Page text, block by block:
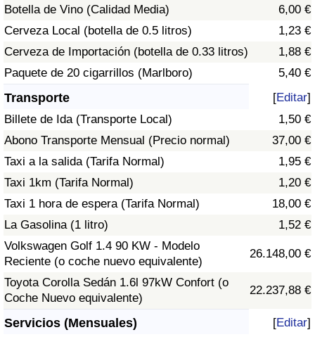
Botella de Vino (Calidad Media)
6,00 €
Cerveza Local (botella de 0.5 litros)
1,23 €
Cerveza de Importación (botella de 0.33 litros)
1,88 €
Paquete de 20 cigarrillos (Marlboro)
5,40 €
Transporte [Editar]
Billete de Ida (Transporte Local)
1,50 €
Abono Transporte Mensual (Precio normal)
37,00 €
Taxi a la salida (Tarifa Normal)
1,95 €
Taxi 1km (Tarifa Normal)
1,20 €
Taxi 1 hora de espera (Tarifa Normal)
18,00 €
La Gasolina (1 litro)
1,52 €
Volkswagen Golf 1.4 90 KW - Modelo
Reciente (o coche nuevo equivalente)
26.148,00 €
Toyota Corolla Sedán 1.6l 97kW Confort (o
Coche Nuevo equivalente)
22.237,88 €
Servicios (Mensuales) [Editar]
Índice de Tráfico (Actual)